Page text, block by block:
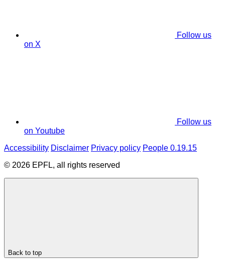
Follow us
on X
Follow us
on Youtube
Accessibility Disclaimer Privacy policy People 0.19.15
© 2026 EPFL, all rights reserved
Back to top